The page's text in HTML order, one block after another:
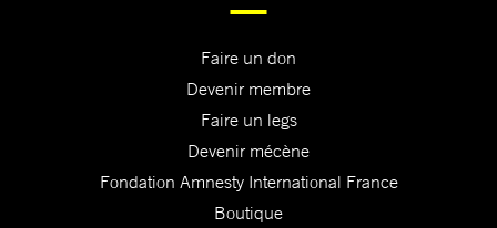
Faire un don
Devenir membre
Faire un legs
Devenir mécène
Fondation Amnesty International France
Boutique